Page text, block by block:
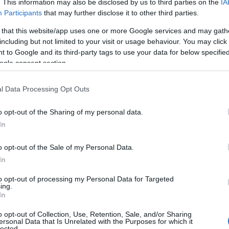
This information may also be disclosed by us to third parties on the
Participants that may further disclose it to other third parties.
that this website/app uses one or more Google services and may
but not limited to your visit or usage behaviour. You may
to Google and its third-party tags to use your data for below
consent section.
Data Processing Opt Outs
opt-out of the Sharing of my personal data.
opt-out of the Sale of my Personal Data.
opt-out of processing my Personal Data for Targeted
opt-out of Collection, Use, Retention, Sale, and/or Sharing
Data that Is Unrelated with the Purposes for which it
(5/6) στις Πανελλαδικές
εδώ
Πληροφορικής,εδώ